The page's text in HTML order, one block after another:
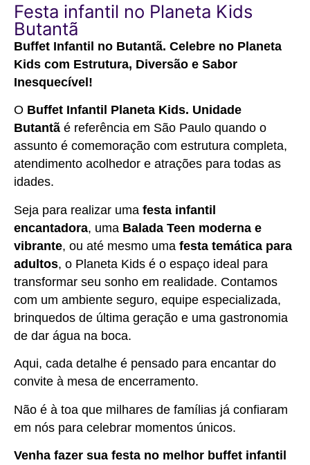
Festa infantil no Planeta Kids
Butantã
Buffet Infantil no Butantã. Celebre no Planeta
Kids com Estrutura, Diversão e Sabor
Inesquecível!
O Buffet Infantil Planeta Kids. Unidade
Butantã é referência em São Paulo quando o
assunto é comemoração com estrutura completa,
atendimento acolhedor e atrações para todas as
idades.
Seja para realizar uma festa infantil
encantadora, uma Balada Teen moderna e
vibrante, ou até mesmo uma festa temática para
adultos, o Planeta Kids é o espaço ideal para
transformar seu sonho em realidade. Contamos
com um ambiente seguro, equipe especializada,
brinquedos de última geração e uma gastronomia
de dar água na boca.
Aqui, cada detalhe é pensado para encantar do
convite à mesa de encerramento.
Não é à toa que milhares de famílias já confiaram
em nós para celebrar momentos únicos.
Venha fazer sua festa no melhor buffet infantil